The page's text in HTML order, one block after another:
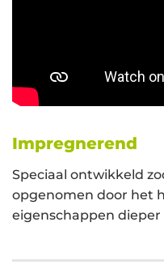
Impregnerend
Speciaal ontwikkeld
opgenomen door het
eigenschappen